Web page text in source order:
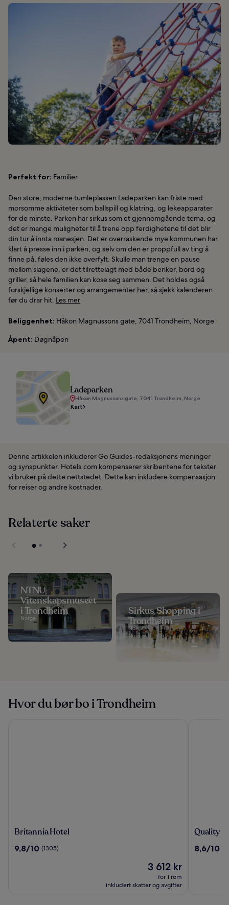
Perfekt for: Familier
Den store, moderne tumleplassen Ladeparken kan friste med
morsomme aktiviteter som ballspill og klatring, og lekeapparater
for de minste. Parken har sirkus som et gjennomgående tema, og
det er mange muligheter til å trene opp ferdighetene til det blir
din tur å innta manesjen. Det er overraskende mye kommunen har
klart å presse inn i parken, og selv om den er proppfull av ting å
finne på, føles den ikke overfylt. Skulle man trenge en pause
mellom slagene, er det tilrettelagt med både benker, bord og
griller, så hele familien kan kose seg sammen. Det holdes også
forskjellige konserter og arrangementer her, så sjekk kalenderen
før du drar hit. Les mer
Beliggenhet: Håkon Magnussons gate, 7041 Trondheim, Norge
Åpent: Døgnåpen
Ladeparken
Håkon Magnussons gate, 7041 Trondheim, Norge
Kart
Denne artikkelen inkluderer Go Guides-redaksjonens meninger
og synspunkter. Hotels.com kompenserer skribentene for tekster
vi bruker på dette nettstedet. Dette kan inkludere kompensasjon
for reiser og andre kostnader.
Relaterte saker
NTNU
Vitenskapsmuseet
i Trondheim
Norge
Sirkus Shopping i
Trondheim
Norge
Hvor du bør bo i Trondheim
Britannia
Britannia Hotel
9.8
9,8/10 (1305)
Prisen
3 612 kr
3 612 kr
for 1 rom
inkludert skatter og avgifter
Quality
Quality
8.6
8,6/10